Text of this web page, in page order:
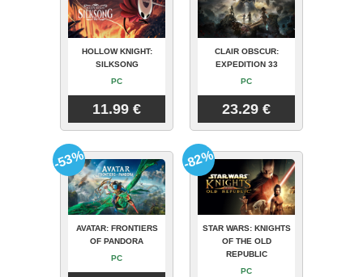
HOLLOW KNIGHT:
SILKSONG
PC
11.99 €
CLAIR OBSCUR:
EXPEDITION 33
PC
23.29 €
AVATAR: FRONTIERS
OF PANDORA
PC
-53%
STAR WARS: KNIGHTS
OF THE OLD
REPUBLIC
PC
-82%